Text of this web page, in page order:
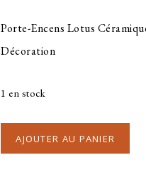
Porte-Encens Lotus
Décoration
1 en stock
AJOUTER AU PANIER